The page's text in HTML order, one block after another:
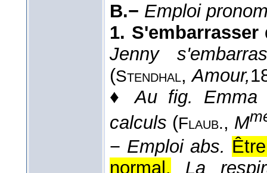
B.− Emploi
1. S'embarrasser
Jenny
(Stendhal,Amour,
♦Au fig.
calculs (Flaub., M
− Emploi abs.
normal.
La